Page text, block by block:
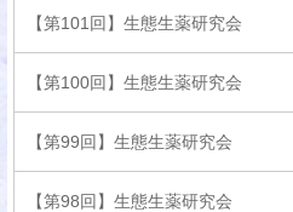
【第101回】生態生薬研究会
【第100回】生態生薬研究会
【第99回】生態生薬研究会
【第98回】生態生薬研究会